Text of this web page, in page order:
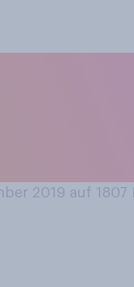
2019 auf 1807